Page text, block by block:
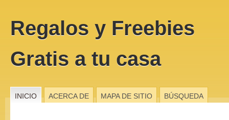
Regalos y Freebies
Gratis a tu casa
INICIO ACERCA DE MAPA DE SITIO BÚSQUEDA